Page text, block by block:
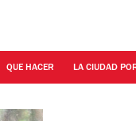
QUE HACER LA CIUDAD